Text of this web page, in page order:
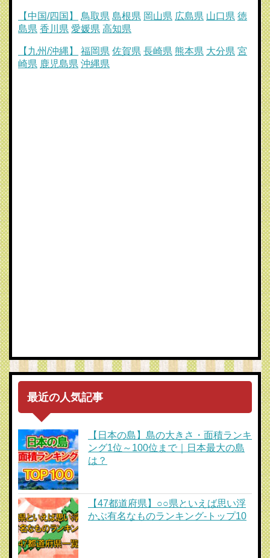
【中国/四国】 鳥取県 島根県 岡山県 広島県 山口県 徳
島県 香川県 愛媛県 高知県
【九州/沖縄】 福岡県 佐賀県 長崎県 熊本県 大分県 宮
崎県 鹿児島県 沖縄県
最近の人気記事
【日本の島】島の大きさ・面積ランキ
ング1位～100位まで｜日本最大の島
は？
【47都道府県】○○県といえば思い浮
かぶ有名なものランキング-トップ10